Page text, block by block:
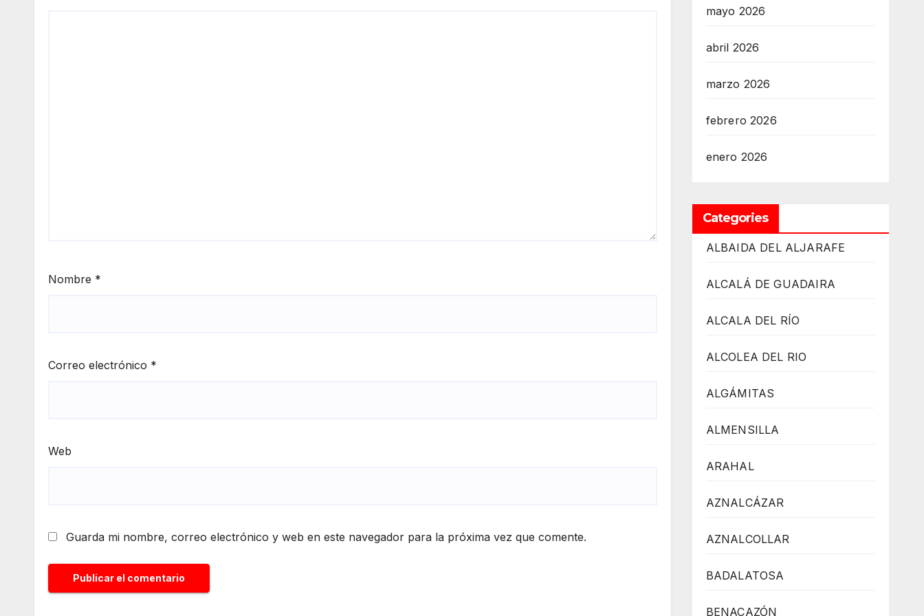
Nombre *
Correo electrónico *
Web
Guarda mi nombre, correo electrónico y web en este navegador para la próxima vez que comente.
mayo 2026
abril 2026
marzo 2026
febrero 2026
enero 2026
Categories
ALBAIDA DEL ALJARAFE
ALCALÁ DE GUADAIRA
ALCALA DEL RÍO
ALCOLEA DEL RIO
ALGÁMITAS
ALMENSILLA
ARAHAL
AZNALCÁZAR
AZNALCOLLAR
BADALATOSA
BENACAZÓN